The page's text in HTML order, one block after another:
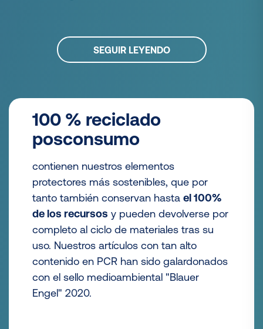
SEGUIR LEYENDO
100 % reciclado
posconsumo
contienen nuestros elementos
protectores más sostenibles, que por
tanto también conservan hasta el 100%
de los recursos y pueden devolverse por
completo al ciclo de materiales tras su
uso. Nuestros artículos con tan alto
contenido en PCR han sido galardonados
con el sello medioambiental "Blauer
Engel" 2020.